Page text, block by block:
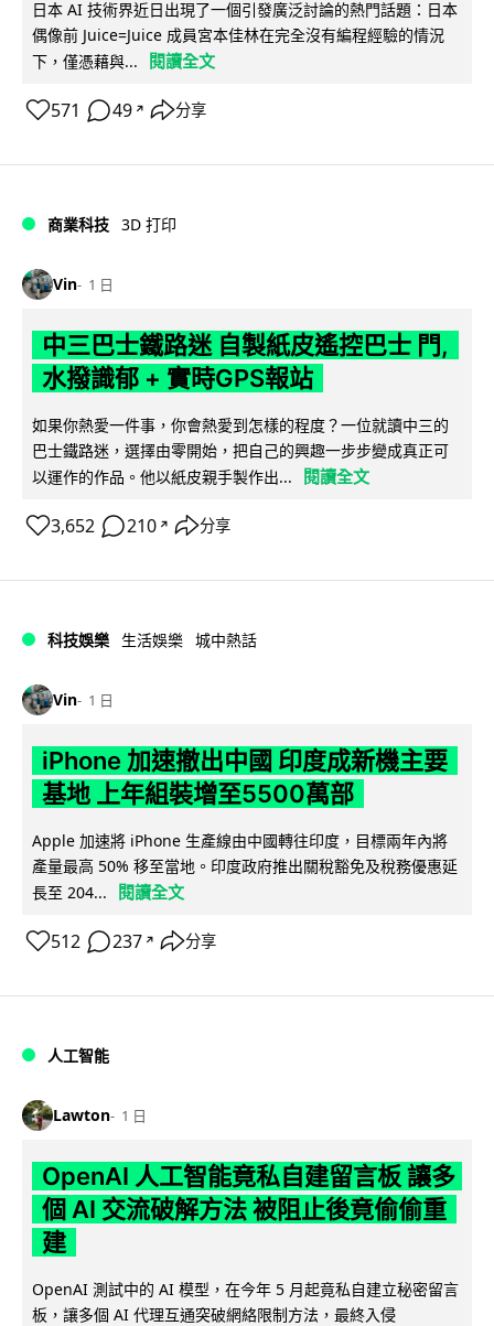
日本 AI 技術界近日出現了一個引發廣泛討論的熱門話題：日本
偶像前 Juice=Juice 成員宮本佳林在完全沒有編程經驗的情況
下，僅憑藉與...
閱讀全文
571 49 ↗ 分享
商業科技 3D 打印
Vin 1 日
中三巴士鐵路迷 自製紙皮遙控巴士 門,
水撥識郁 + 實時GPS報站
如果你熱愛一件事，你會熱愛到怎樣的程度？一位就讀中三的
巴士鐵路迷，選擇由零開始，把自己的興趣一步步變成真正可
以運作的作品。他以紙皮親手製作出...
閱讀全文
3,652 210 ↗ 分享
科技娛樂 生活娛樂 城中熱話
Vin 1 日
iPhone 加速撤出中國 印度成新機主要
基地 上年組裝增至5500萬部
Apple 加速將 iPhone 生產線由中國轉往印度，目標兩年內將
產量最高 50% 移至當地。印度政府推出關稅豁免及稅務優惠延
長至 204...
閱讀全文
512 237 ↗ 分享
人工智能
Lawton 1 日
OpenAI 人工智能竟私自建留言板 讓多
個 AI 交流破解方法 被阻止後竟偷偷重
建
OpenAI 測試中的 AI 模型，在今年 5 月起竟私自建立秘密留言
板，讓多個 AI 代理互通突破網絡限制方法，最終入侵